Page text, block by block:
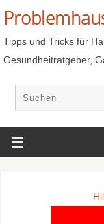
Tipps und Tricks für
Gesundheitratgeber,